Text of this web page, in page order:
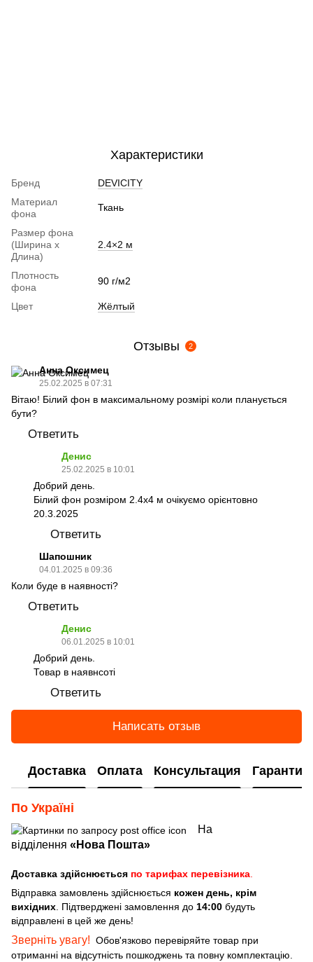
Характеристики
Бренд
DEVICITY
Материал
фона
Ткань
Размер фона
(Ширина х
Длина)
2.4×2 м
Плотность
фона
90 г/м2
Цвет Жёлтый
Отзывы 2
Анна Оксимец
25.02.2025 в 07:31
Вітаю! Білий фон в максимальному розмірі коли планується
бути?
Ответить
Денис
25.02.2025 в 10:01
Добрий день.
Білий фон розміром 2.4х4 м очікуємо орієнтовно
20.3.2025
Ответить
Шапошник
04.01.2025 в 09:36
Коли буде в наявності?
Ответить
Денис
06.01.2025 в 10:01
Добрий день.
Товар в наявнсоті
Ответить
Написать отзыв
Доставка Оплата Консультация Гарантия
По Україні
На
відділення «Нова Пошта»
Доставка здійснюється по тарифах перевізника
Відправка замовлень здійснюється кожен день, крім
вихідних . Підтверджені замовлення до 14:00 будуть
відправлені в цей же день!
Зверніть увагу! Обов'язково перевіряйте товар при
отриманні на відсутність пошкоджень та повну комплектацію.